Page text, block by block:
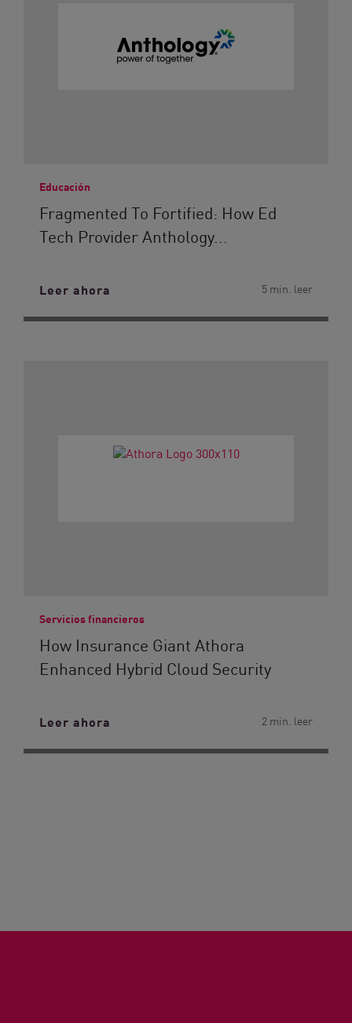
Educación
Fragmented To Fortified: How Ed
Tech Provider Anthology...
Leer ahora 5 min. leer
Servicios financieros
How Insurance Giant Athora
Enhanced Hybrid Cloud Security
Leer ahora 2 min. leer